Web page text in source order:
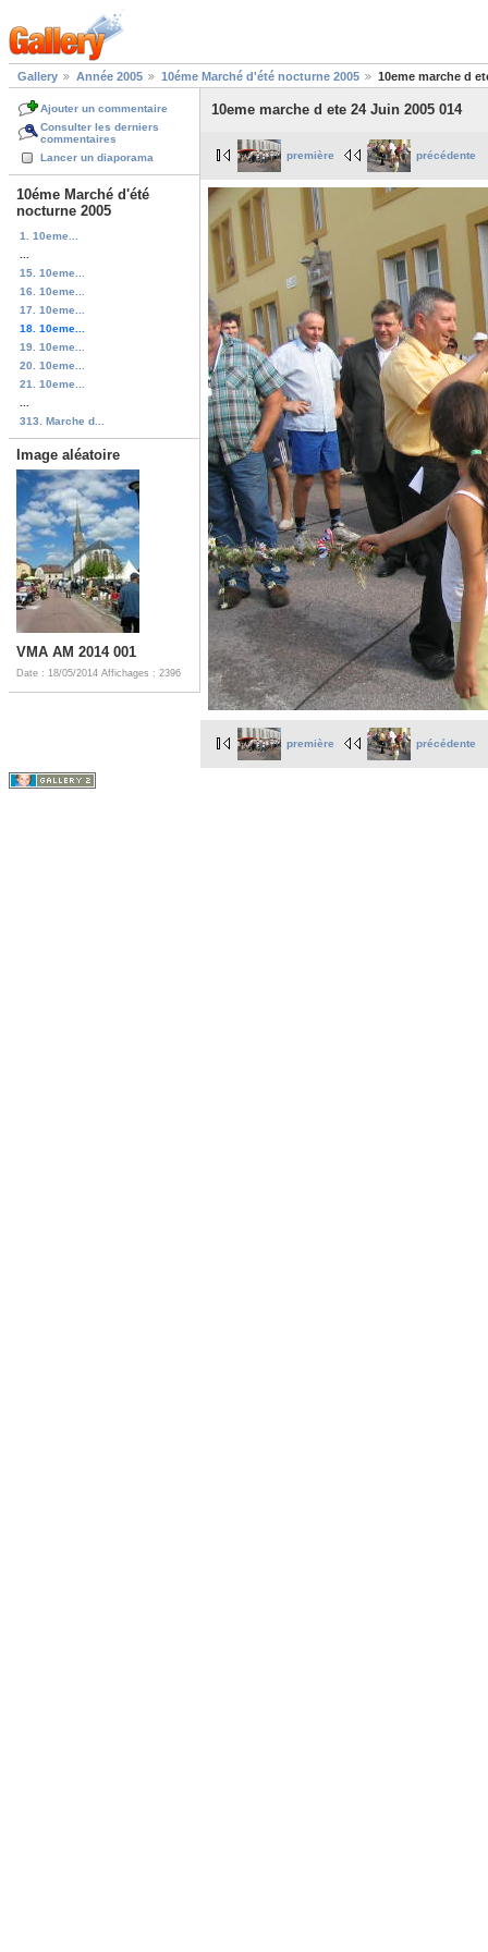
Gallery Année 2005 10éme Marché d'été nocturne 2005 10eme marche d
Ajouter un commentaire
Consulter les derniers
commentaires
Lancer un diaporama
10éme Marché d'été
nocturne 2005
1. 10eme...
15. 10eme...
16. 10eme...
17. 10eme...
18. 10eme...
19. 10eme...
20. 10eme...
21. 10eme...
313. Marche d...
Image aléatoire
VMA AM 2014 001
Date : 18/05/2014 Affichages : 2396
10eme marche d ete 24 Juin 2005 014
première précédente
première précédente